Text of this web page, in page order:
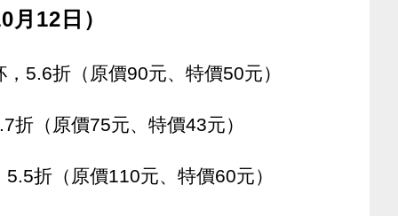
12日）
5.6折（原價90元、特價50元）
折（原價75元、特價43元）
折（原價110元、特價60元）